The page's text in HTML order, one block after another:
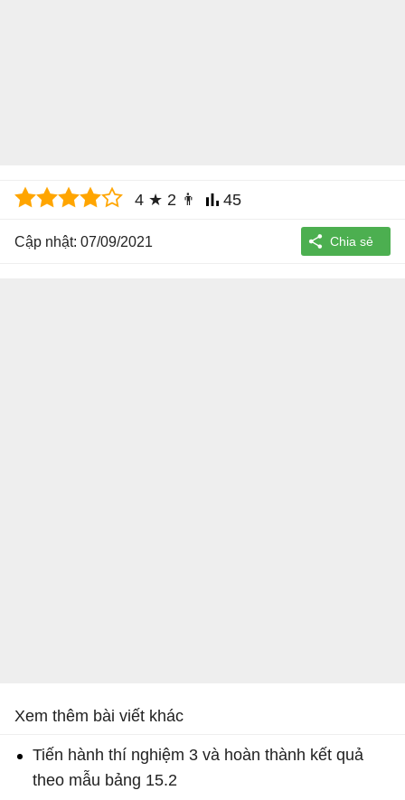
4 ★ 2 👨 45
Cập nhật: 07/09/2021
Xem thêm bài viết khác
Tiến hành thí nghiệm 3 và hoàn thành kết quả
theo mẫu bảng 15.2